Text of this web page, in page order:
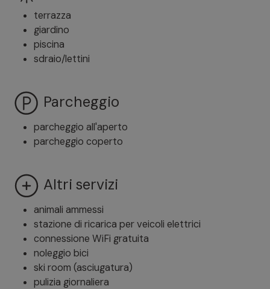
terrazza
giardino
piscina
sdraio/lettini
Parcheggio
parcheggio all'aperto
parcheggio coperto
Altri servizi
animali ammessi
stazione di ricarica per veicoli elettrici
connessione WiFi gratuita
noleggio bici
ski room (asciugatura)
pulizia giornaliera